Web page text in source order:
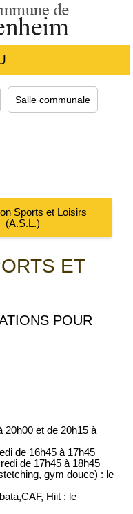
Salle communale
Sports et Loisirs
(A.S.L.)
ET
POUR
20h00 et de 20h15 à
de 16h45 à 17h45
de 17h45 à 18h45
gym douce) : le
Hiit : le